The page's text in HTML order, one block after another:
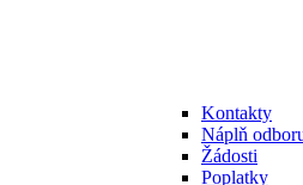
Kontakty
Náplň
Žádosti
Poplatky